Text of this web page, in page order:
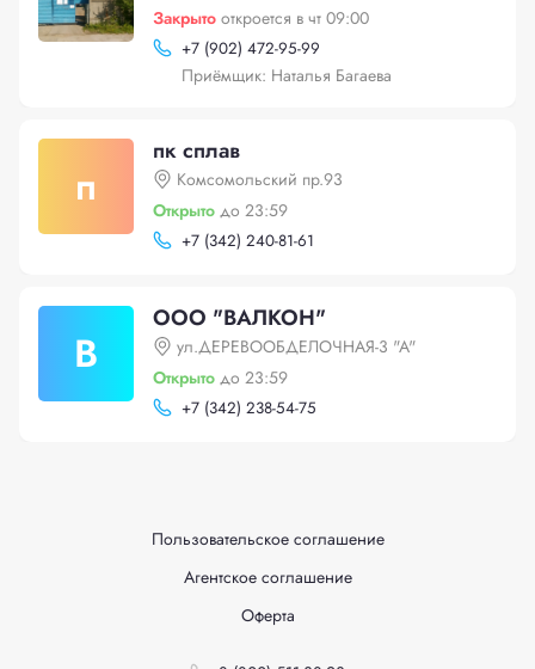
Закрыто откроется в чт 09:00
+7 (902) 472-95-99
Приёмщик: Наталья Багаева
п
пк сплав
Комсомольский пр.93
Открыто до 23:59
+7 (342) 240-81-61
В
ООО "ВАЛКОН"
ул.ДЕРЕВООБДЕЛОЧНАЯ-3 "А"
Открыто до 23:59
+7 (342) 238-54-75
Пользовательское соглашение
Агентское соглашение
Оферта